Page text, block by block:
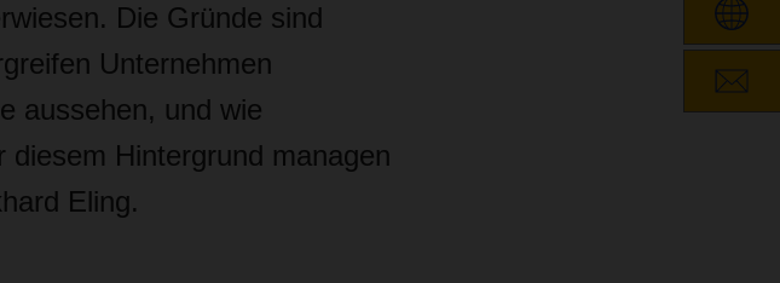
Die Gründe sind
Unternehmen
aussehen, und wie
Hintergrund managen
Eling.